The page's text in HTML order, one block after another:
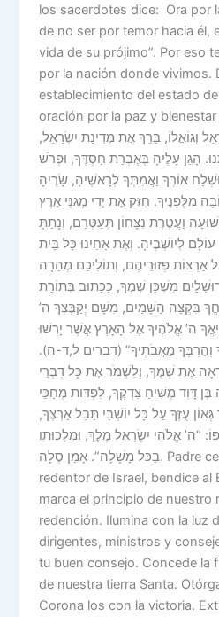
los sacerdotes dice: Ora por
de no ser por temor hacia él,
vida de su prójimo”. Por eso
por la nación donde vivimos.
establecimiento del estado
oración por la paz y
וְגוֹאֲלוֹ, בָּרֵךְ אֶת מְדִינַת יִשְׂרָאֵל,
הָגֵן עָלֶיהָ בְּאֶבְרַת חַסְדֶּךָ, וּפְרֹשׁ
אוֹרְךָ וַאֲמִתְּךָ לְרָאשֶׁיהָ, שָׂרֶיהָ
מִלְּפָנֶיךָ. חַזֵּק אֶת יְדֵי מְגִנֵּי אֶרֶץ
וַעֲטֶרֶת נִצָּחוֹן תְּעַטְּרֵם, וְנָתַתָּ
לְיוֹשְׁבֶיהָ. וְאֶת אַחֵינוּ כָּל בֵּית
אַרְצוֹת פְּזוּרֵיהֶם, וְתוֹלִיכֵם מְהֵרָה
מִשְׁכַּן שְׁמֶךָ, כַּכָּתוּב בְּתוֹרַת
בִּקְצֵה הַשָּׁמַיִם, מִשָּׁם יְקַבֶּצְךָ ה’
ה’ אֱלֹהֶיךָ אֶל הָאָרֶץ אֲשֶׁר יָרְשׁוּ
וְהִרְבְּךָ מֵאֲבֹתֶיךָ” (דברים ל,ד-ה).
אֶת שְׁמֶךָ, וְלִשְׁמֹר אֶת כָּל דִּבְרֵי
דָּוִד מְשִׁיחַ צִדְקֶךָ, לִפְדּות מְחַכֵּי
עֻזֶּךָ עַל כָּל יוֹשְׁבֵי תֵּבֵל אַרְצֶךָ,
“ה’ אֱלֹהֵי יִשְׂרָאֵל מֶלֶךְ, וּמַלְכוּתו
בַּכּל מָשָׁלָה”. אָמֵן סֶלָה. Padre celestial, protector y
redentor de Israel, bendice al
marca el principio de nuestro
redención. Ilumina con la luz
dirigentes, ministros y
tu buen consejo. Concede la
de nuestra tierra Santa.
Corona los con la victoria.